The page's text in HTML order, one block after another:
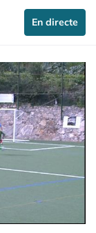
En directe